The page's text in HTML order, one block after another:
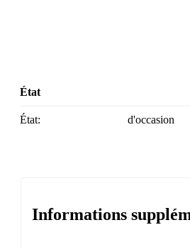
État
État: d'occasion
Informations